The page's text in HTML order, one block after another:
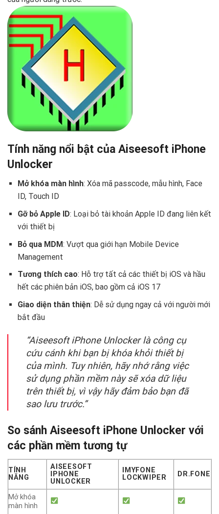
Tính năng nổi bật của Aiseesoft iPhone
Unlocker
Mở khóa màn hình: Xóa mã passcode, mẫu hình, Face
ID, Touch ID
Gỡ bỏ Apple ID: Loại bỏ tài khoản Apple ID đang liên kết
với thiết bị
Bỏ qua MDM: Vượt qua giới hạn Mobile Device
Management
Tương thích cao: Hỗ trợ tất cả các thiết bị iOS và hầu
hết các phiên bản iOS, bao gồm cả iOS 17
Giao diện thân thiện: Dễ sử dụng ngay cả với người mới
bắt đầu
“Aiseesoft iPhone Unlocker là công cụ
cứu cánh khi bạn bị khóa khỏi thiết bị
của mình. Tuy nhiên, hãy nhớ rằng việc
sử dụng phần mềm này sẽ xóa dữ liệu
trên thiết bị, vì vậy hãy đảm bảo bạn đã
sao lưu trước.”
So sánh Aiseesoft iPhone Unlocker với
các phần mềm tương tự
TÍNH
NĂNG
AISEESOFT
IPHONE
UNLOCKER
IMYFONE
LOCKWIPER
DR.FONE
Mở khóa
màn hình